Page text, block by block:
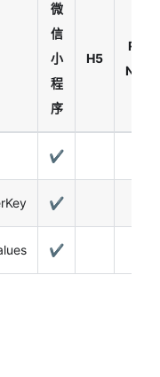
微
信
小
程
序
H5
✔️
✔️
✔️